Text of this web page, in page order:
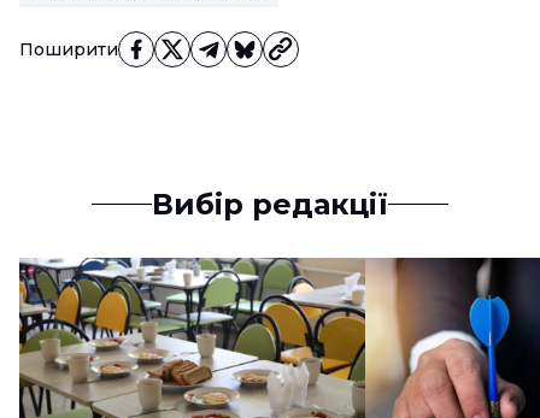
Поширити
Вибір редакції